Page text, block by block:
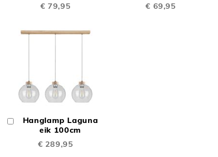
€ 79,95
€ 69,95
Hanglamp Laguna
eik 100cm
€ 289,95
Winkelwagen